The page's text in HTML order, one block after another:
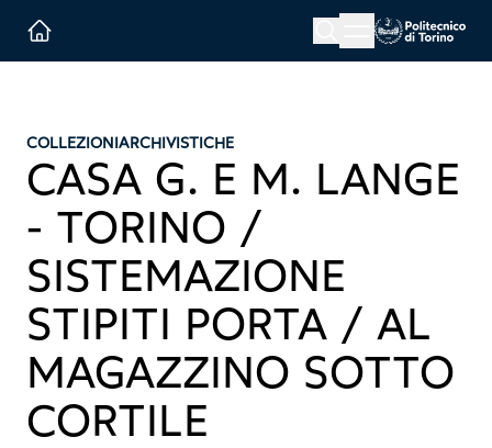
Menu button
COLLEZIONIARCHIVISTICHE
CASA G. E M. LANGE
- TORINO /
SISTEMAZIONE
STIPITI PORTA / AL
MAGAZZINO SOTTO
CORTILE